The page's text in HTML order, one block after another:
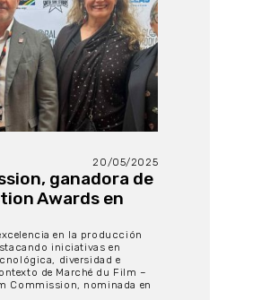
20/05/2025
ganadora de
Awards en
en la producción
iniciativas en
diversidad e
de Marché du Film –
Commission, nominada en